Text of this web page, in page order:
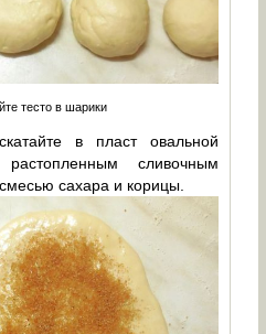
тесто в шарики
в пласт овальной
сливочным
сахара и корицы.